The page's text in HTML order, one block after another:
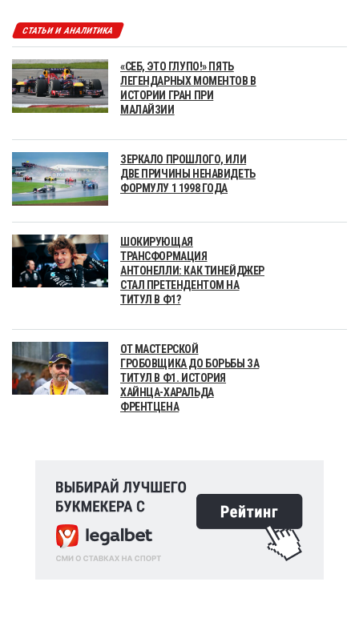
СТАТЬИ И АНАЛИТИКА
«СЕБ, ЭТО ГЛУПО!» ПЯТЬ
ЛЕГЕНДАРНЫХ МОМЕНТОВ В
ИСТОРИИ ГРАН ПРИ
МАЛАЙЗИИ
ЗЕРКАЛО ПРОШЛОГО, ИЛИ
ДВЕ ПРИЧИНЫ НЕНАВИДЕТЬ
ФОРМУЛУ 1 1998 ГОДА
ШОКИРУЮЩАЯ
ТРАНСФОРМАЦИЯ
АНТОНЕЛЛИ: КАК ТИНЕЙДЖЕР
СТАЛ ПРЕТЕНДЕНТОМ НА
ТИТУЛ В Ф1?
ОТ МАСТЕРСКОЙ
ГРОБОВЩИКА ДО БОРЬБЫ ЗА
ТИТУЛ В Ф1. ИСТОРИЯ
ХАЙНЦА-ХАРАЛЬДА
ФРЕНТЦЕНА